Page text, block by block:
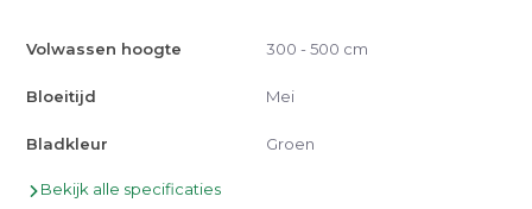
Volwassen hoogte 300 - 500 cm
Bloeitijd Mei
Bladkleur Groen
Bekijk alle specificaties